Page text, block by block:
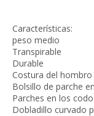
Características:
peso medio
Transpirable
Durable
Costura del
Bolsillo de parche
Parches en los
Dobladillo curvado